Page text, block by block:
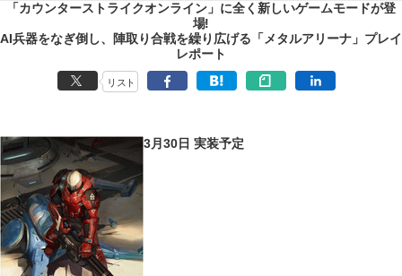
「カウンターストライクオンライン」に全く新しいゲームモードが登
場!
AI兵器をなぎ倒し、陣取り合戦を繰り広げる「メタルアリーナ」プレイ
レポート
リスト
3月30日 実装予定